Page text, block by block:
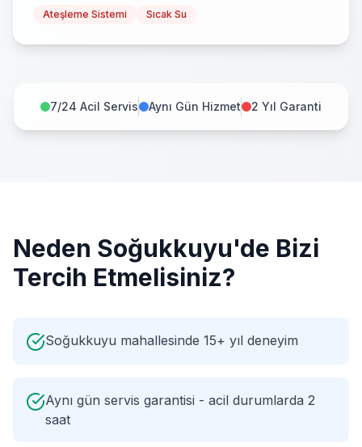
Ateşleme Sistemi Sıcak Su
7/24 Acil Servis Aynı Gün Hizmet 2 Yıl Garanti
Neden Soğukkuyu'de Bizi
Tercih Etmelisiniz?
Soğukkuyu mahallesinde 15+ yıl deneyim
Aynı gün servis garantisi - acil durumlarda 2
saat